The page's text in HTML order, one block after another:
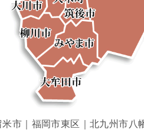
市｜福岡市東区｜北九州市